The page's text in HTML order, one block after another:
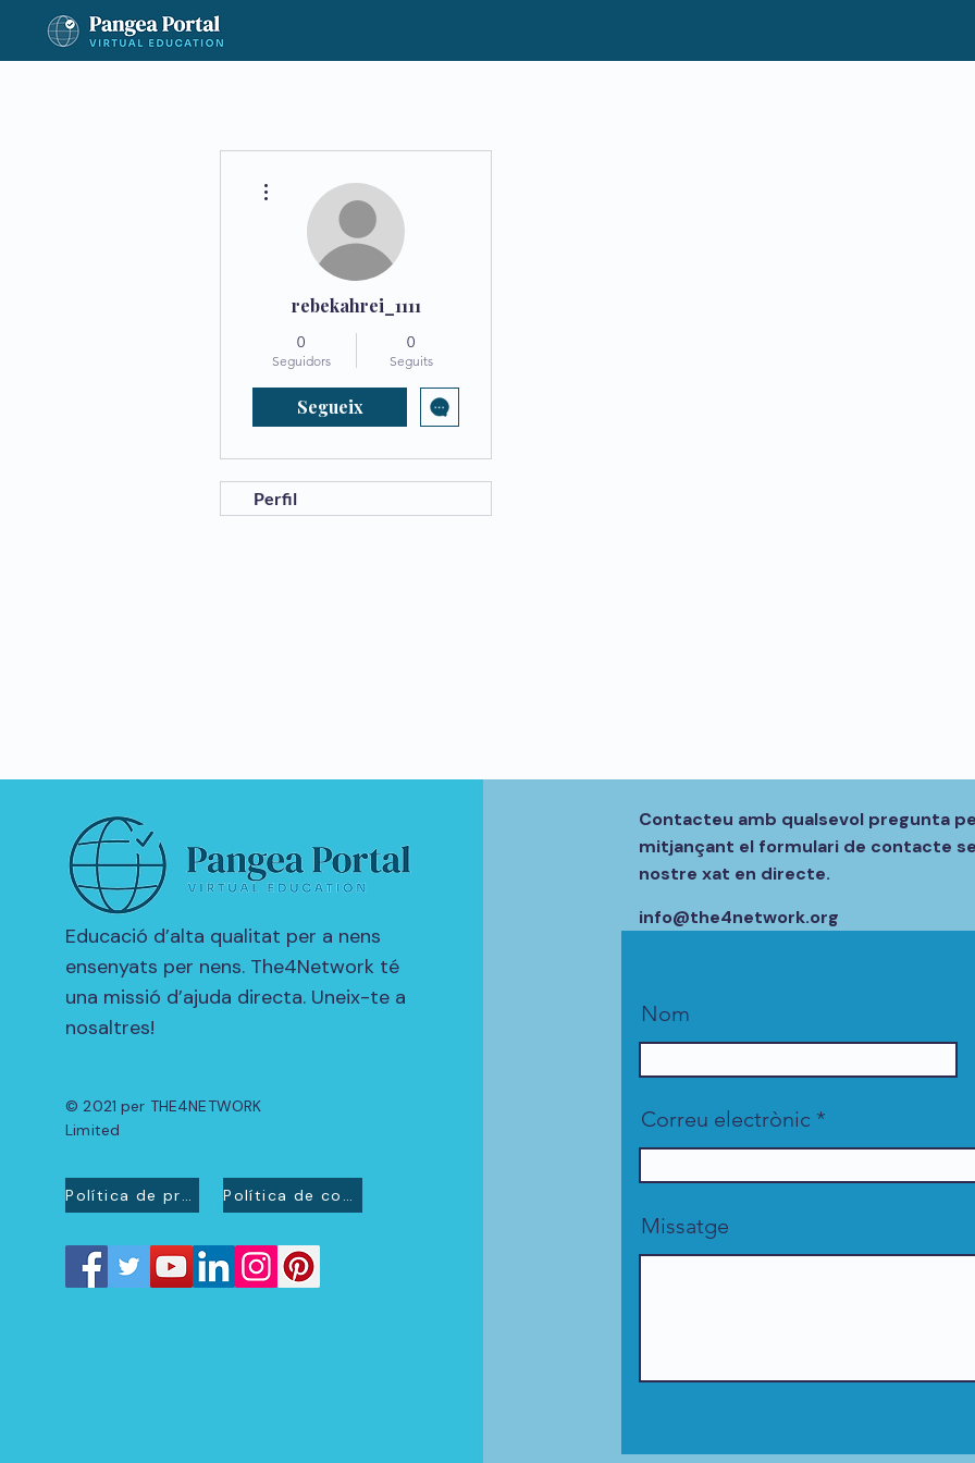
rebekahrei_1111
0
Seguidors
0
Seguits
Segueix
Perfil
Educació d’alta qualitat per a nens
ensenyats per nens. The4Network té
una missió d’ajuda directa. Uneix-te a
nosaltres!
© 2021 per THE4NETWORK
Limited
Política de privacitat Política de cookies
Contacteu amb qualsevol pregunta
mitjançant el formulari de contacte
nostre xat en directe.
info@the4network.org
Nom
Correu electrònic
Missatge